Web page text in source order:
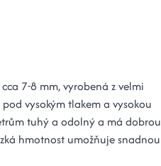
7-8 mm, vyrobená z velmi
vysokým tlakem a vysokou
tuhý a odolný a má dobrou
hmotnost umožňuje snadnou